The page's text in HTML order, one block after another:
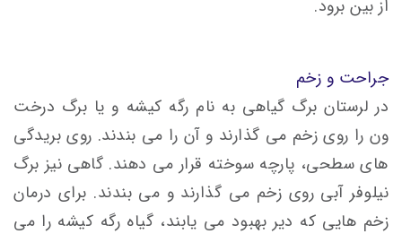
از بین برود.
جراحت و زخم
در لرستان برگ گیاهی به نام رگه کیشه و یا برگ درخت
ون را روی زخم می گذارند و آن را می بندند. روی بریدگی
های سطحی، پارچه سوخته قرار می دهند. گاهی نیز برگ
نیلوفر آبی روی زخم می گذارند و می بندند. برای درمان
زخم هایی که دیر بهبود می یابند، گیاه رگه کیشه را می